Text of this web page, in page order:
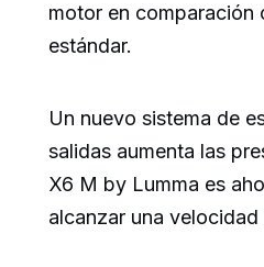
motor en comparación
estándar.
Un nuevo sistema de
salidas aumenta las
X6 M by Lumma es
alcanzar una velocidad